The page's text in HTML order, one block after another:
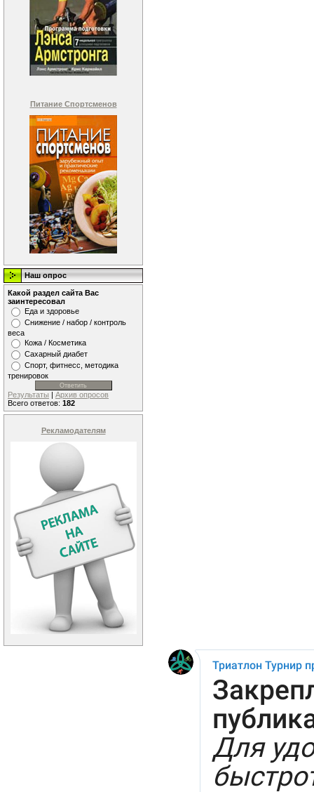
Питание Спортсменов
Наш опрос
Какой раздел сайта Вас
заинтересовал
Еда и здоровье
Снижение / набор / контроль
веса
Кожа / Косметика
Сахарный диабет
Спорт, фитнесс, методика
тренировок
Результаты | Архив опросов
Всего ответов: 182
Рекламодателям